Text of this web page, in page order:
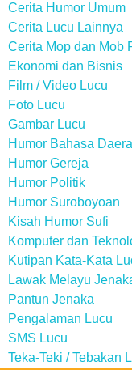
Cerita Humor Umum
Cerita Lucu Lainnya
Cerita Mop dan Mob
Ekonomi dan Bisnis
Film / Video Lucu
Foto Lucu
Gambar Lucu
Humor Bahasa
Humor Gereja
Humor Politik
Humor Suroboyoan
Kisah Humor Sufi
Komputer dan
Kutipan Kata-Kata
Lawak Melayu
Pantun Jenaka
Pengalaman Lucu
SMS Lucu
Teka-Teki / Tebakan